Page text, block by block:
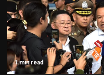
1 min read